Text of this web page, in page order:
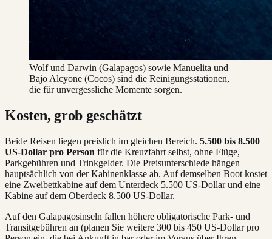
Wolf und Darwin (Galapagos) sowie Manuelita und
Bajo Alcyone (Cocos) sind die Reinigungsstationen,
die für unvergessliche Momente sorgen.
Kosten, grob geschätzt
Beide Reisen liegen preislich im gleichen Bereich. 5.500 bis 8.500
US-Dollar pro Person für die Kreuzfahrt selbst, ohne Flüge,
Parkgebühren und Trinkgelder. Die Preisunterschiede hängen
hauptsächlich von der Kabinenklasse ab. Auf demselben Boot kostet
eine Zweibettkabine auf dem Unterdeck 5.500 US-Dollar und eine
Kabine auf dem Oberdeck 8.500 US-Dollar.
Auf den Galapagosinseln fallen höhere obligatorische Park- und
Transitgebühren an (planen Sie weitere 300 bis 450 US-Dollar pro